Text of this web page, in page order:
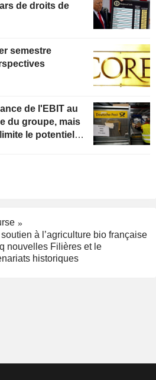
de droits de
du groupe, mais
le potentiel
à l’agriculture bio française
nouvelles Filières et le
historiques